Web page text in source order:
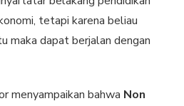
tetapi karena beliau
maka dapat berjalan dengan
menyampaikan bahwa Non